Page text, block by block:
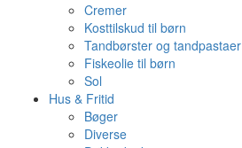
Cremer
Kosttilskud til børn
Tandbørster og tandpastaer
Fiskeolie til børn
Sol
Hus & Fritid
Bøger
Diverse